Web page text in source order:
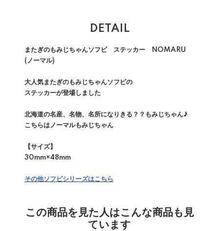
DETAIL
またぎのもみじちゃんソフビ ステッカー NOMARU
(ノーマル)
大人気またぎのもみじちゃんソフビの
ステッカーが登場しました
北海道の名産、名物、名所になりきる？？もみじちゃん♪
こちらはノーマルもみじちゃん
【サイズ】
30mm×48mm
その他ソフビシリーズはこちら
この商品を見た人はこんな商品も見
ています